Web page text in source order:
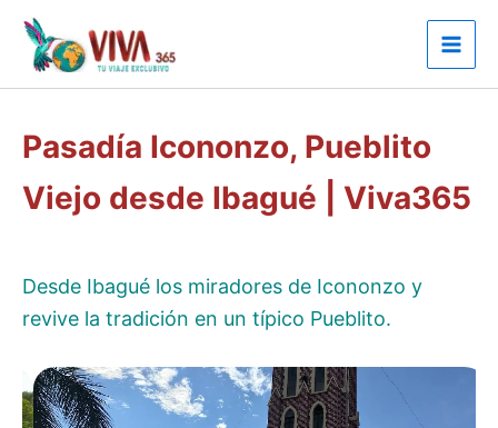
contenido
Pasadía Icononzo, Pueblito
Viejo desde Ibagué | Viva365
Desde Ibagué los miradores de Icononzo y
revive la tradición en un típico Pueblito.